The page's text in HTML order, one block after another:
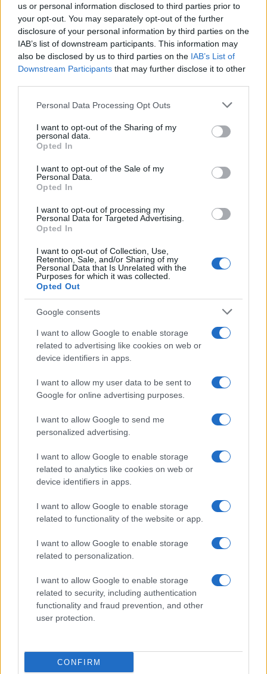
us or personal information disclosed to third parties prior to
your opt-out. You may separately opt-out of the further
disclosure of your personal information by third parties on the
IAB’s list of downstream participants. This information may
also be disclosed by us to third parties on the IAB’s List of
Downstream Participants that may further disclose it to other
Please note that this website/app uses one or more Google
not limited to your visit or usage behaviour. You may click to
grant or deny consent to Google and its third-party tags to
use your data for below specified purposes in below Google
consent section.
Personal Data Processing Opt Outs
I want to opt-out of the Sharing of my
personal data.
Opted In
I want to opt-out of the Sale of my
Personal Data.
Opted In
I want to opt-out of processing my
Personal Data for Targeted Advertising.
Opted In
I want to opt-out of Collection, Use,
Retention, Sale, and/or Sharing of my
Personal Data that Is Unrelated with the
Purposes for which it was collected.
Opted Out
Google consents
I want to allow Google to enable storage
related to advertising like cookies on web or
device identifiers in apps.
I want to allow my user data to be sent to
Google for online advertising purposes.
I want to allow Google to send me
personalized advertising.
I want to allow Google to enable storage
related to analytics like cookies on web or
device identifiers in apps.
I want to allow Google to enable storage
related to functionality of the website or app.
I want to allow Google to enable storage
related to personalization.
I want to allow Google to enable storage
related to security, including authentication
functionality and fraud prevention, and other
user protection.
CONFIRM
Sei già abbonato?
Puoi effettuare l'accesso andando nella
sezioneLogindal menù del sito o
qui
TEMI: Comune Di Olbia
Dario Giagoni
Mercantile Lira
Notizie Olbia
Notizie Sardegna
Inviaci le tue segnalazioni,
Su WhatsApp al numero +39
345 356 7512
Entra nel canale telegram di
GalluraOggi.it
Ricevi le nostre ultime news
daGoogle News
Condividi l'articolo
F
a
ce
b
o
o
k
T
w
it
te
r
Pi
n
te
re
st
W
h
at
s
A
p
p
h
a
re
Prossimo articolo
NOTIZIE RECENTI